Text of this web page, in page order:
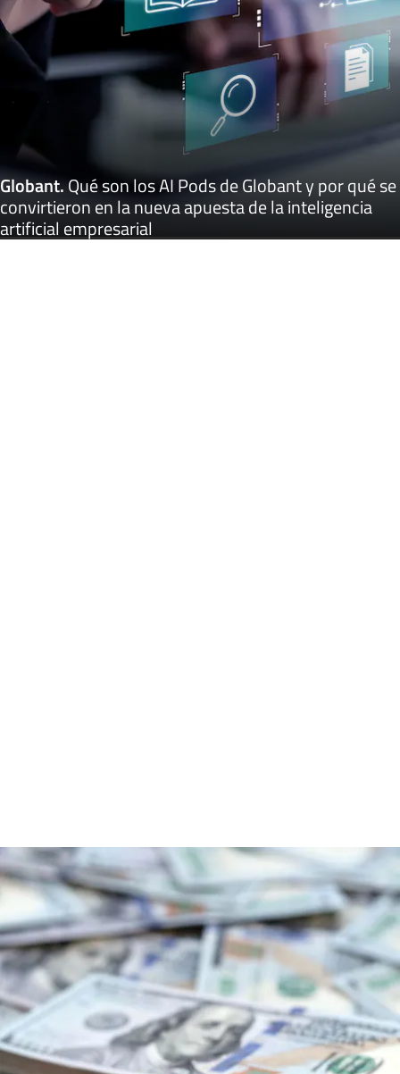
Globant.Qué son los AI Pods de Globant y por qué se
convirtieron en la nueva apuesta de la inteligencia
artificial empresarial